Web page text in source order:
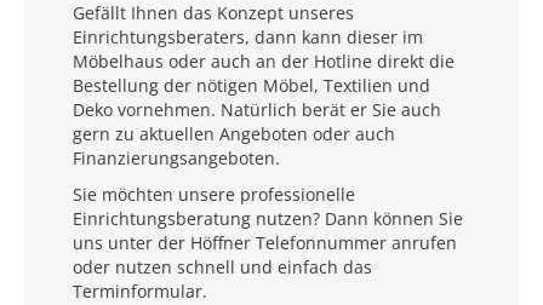
Gefällt Ihnen das Konzept unseres
Einrichtungsberaters, dann kann dieser im
Möbelhaus oder auch an der Hotline direkt die
Bestellung der nötigen Möbel, Textilien und
Deko vornehmen. Natürlich berät er Sie auch
gern zu aktuellen Angeboten oder auch
Finanzierungsangeboten.
Sie möchten unsere professionelle
Einrichtungsberatung nutzen? Dann können Sie
uns unter der Höffner Telefonnummer anrufen
oder nutzen schnell und einfach das
Terminformular.